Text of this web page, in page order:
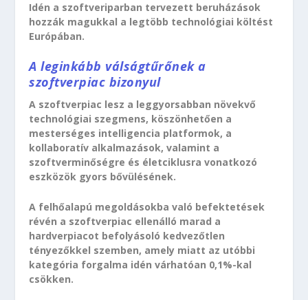
Idén a szoftveriparban tervezett beruházások
hozzák magukkal a legtöbb technológiai költést
Európában.
A leginkább válságtűrőnek a
szoftverpiac bizonyul
A szoftverpiac lesz a leggyorsabban növekvő
technológiai szegmens, köszönhetően a
mesterséges intelligencia platformok, a
kollaboratív alkalmazások, valamint a
szoftverminőségre és életciklusra vonatkozó
eszközök gyors bővülésének.
A felhőalapú megoldásokba való befektetések
révén a szoftverpiac ellenálló marad a
hardverpiacot befolyásoló kedvezőtlen
tényezőkkel szemben, amely miatt az utóbbi
kategória forgalma idén várhatóan 0,1%-kal
csökken.